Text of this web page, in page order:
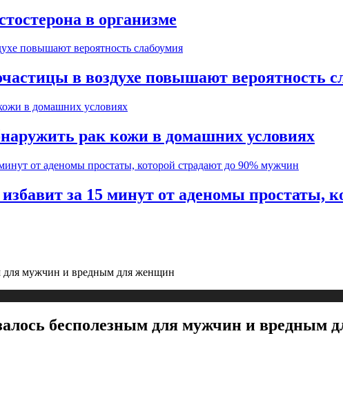
в организме
в воздухе повышают вероятность
рак кожи в домашних условиях
за 15 минут от аденомы простаты,
для мужчин и вредным для женщин
бесполезным для мужчин и вредным